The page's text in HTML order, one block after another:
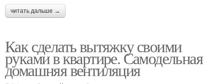
читать дальше →
Как сделать вытяжку своими
руками в квартире. Самодельная
домашняя вентиляция